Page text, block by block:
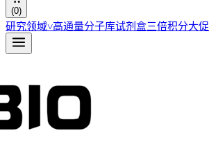
(0)
研究领域˅高通量分子库试剂盒三倍积分大促